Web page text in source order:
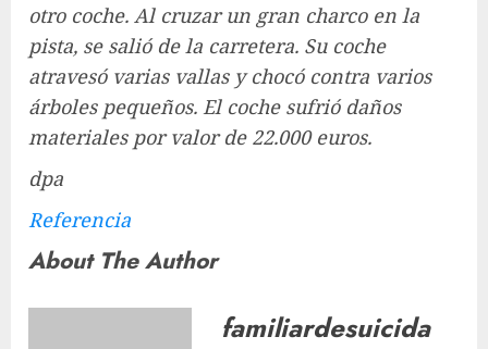
otro coche. Al cruzar un gran charco en la
pista, se salió de la carretera. Su coche
atravesó varias vallas y chocó contra varios
árboles pequeños. El coche sufrió daños
materiales por valor de 22.000 euros.
dpa
Referencia
About The Author
familiardesuicida